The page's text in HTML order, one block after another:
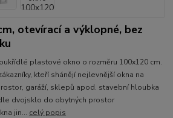
otevírací a výklopné, bez
plastové okno o rozměru 100x120 cm.
kteří shánějí nejlevnější okna na
garáží, sklepů apod. stavební hloubka
dvojsklo do obytných prostor
jin... celý popis